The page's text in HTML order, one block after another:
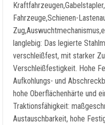
Fahrzeuge,Schienen-
langlebig: Das legierte
verschleißfest, mit starker
Verschleißfestigkeit. Hohe
Aufkohlungs- und
hohe Oberflächenhärte und
Traktionsfähigkeit:
Austauschbarkeit, hohe